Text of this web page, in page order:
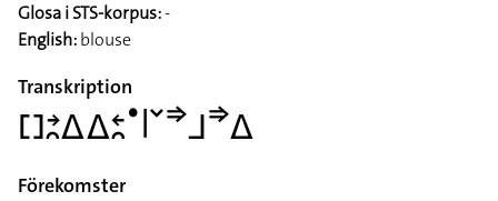
Glosa i STS-korpus:-
English:blouse
Transkription
􌤓􌥔􌥘􌤩􌤩􌥓􌥘􌤟􌥼􌥧􌦆􌤨􌦆􌤩
Förekomster